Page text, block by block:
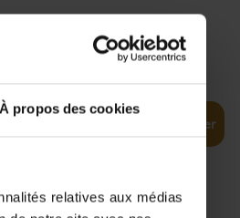
À propos des cookies
relatives aux médias
37,50
Ajouter au panier